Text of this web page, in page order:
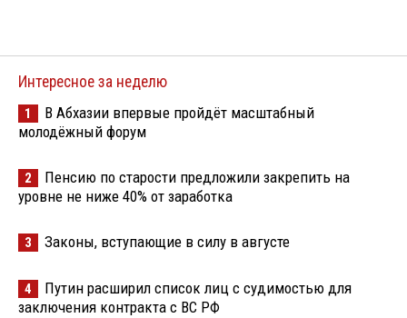
Интересное за неделю
1
В Абхазии впервые пройдёт масштабный
молодёжный форум
2
Пенсию по старости предложили закрепить на
уровне не ниже 40% от заработка
3 Законы, вступающие в силу в августе
4
Путин расширил список лиц с судимостью для
заключения контракта с ВС РФ